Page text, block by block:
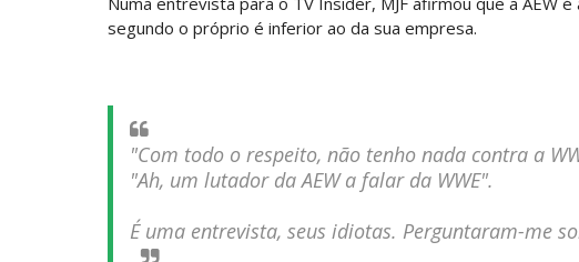
Unknown-Jul 26 2026
Throwback: Bret "The Hitman" Hart vs. Mr.
SCSA867 -Jul 26 2026
Unknown -Jul 26 2026
segundo o próprio é inferior ao da sua empresa.
"Com todo o respeito, não tenho nada contra a
"Ah, um lutador da AEW a falar da WWE".
É uma entrevista, seus idiotas. Perguntaram-me